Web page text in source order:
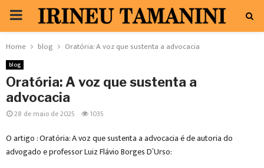
PRIMARY
MENU
Home blog Oratória: A voz que sustenta a advocacia
blog
Oratória: A voz que sustenta a
advocacia
28 de maio de 2025 1035
O artigo : Oratória: A voz que sustenta a advocacia é de autoria do
advogado e professor Luiz Flávio Borges D’Urso: